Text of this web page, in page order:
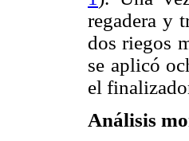
regadera y
dos riegos
se aplicó
el
Análisis